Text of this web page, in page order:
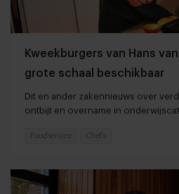
Kweekburgers van Hans
grote schaal beschikbaar
Dit en ander zakennieuws over
ontbijt en overname in
Foodservice Chefs